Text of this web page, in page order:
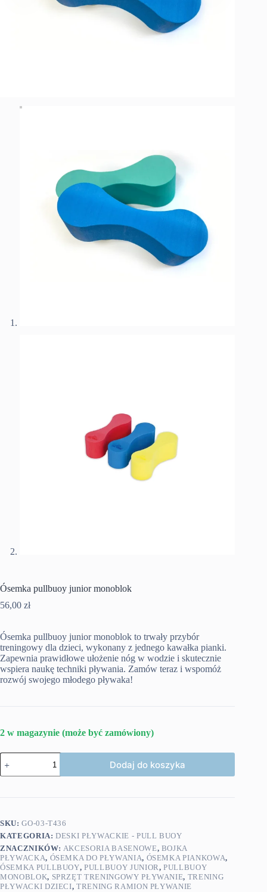
Ósemka pullbuoy junior monoblok
56,00 zł
Ósemka pullbuoy junior monoblok to trwały przybór
treningowy dla dzieci, wykonany z jednego kawałka pianki.
Zapewnia prawidłowe ułożenie nóg w wodzie i skutecznie
wspiera naukę techniki pływania. Zamów teraz i wspomóż
rozwój swojego młodego pływaka!
2 w magazynie (może być zamówiony)
ilość
Ósemka
pullbuoy
Dodaj do koszyka
SKU:GO-03-T436
KATEGORIA:DESKI PŁYWACKIE - PULL BUOY
ZNACZNIKÓW: AKCESORIA BASENOWE, BOJKA
PŁYWACKA, ÓSEMKA DO PŁYWANIA, ÓSEMKA PIANKOWA,
ÓSEMKA PULLBUOY,PULLBUOY JUNIOR,PULLBUOY
MONOBLOK, SPRZĘT TRENINGOWY PŁYWANIE, TRENING
PŁYWACKI DZIECI,TRENING RAMION PŁYWANIE